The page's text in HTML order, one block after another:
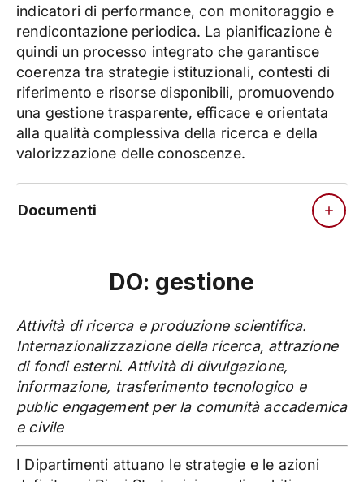
indicatori di performance, con monitoraggio e
rendicontazione periodica. La pianificazione è
quindi un processo integrato che garantisce
coerenza tra strategie istituzionali, contesti di
riferimento e risorse disponibili, promuovendo
una gestione trasparente, efficace e orientata
alla qualità complessiva della ricerca e della
valorizzazione delle conoscenze.
Documenti
DO: gestione
Attività di ricerca e produzione scientifica.
Internazionalizzazione della ricerca, attrazione
di fondi esterni. Attività di divulgazione,
informazione, trasferimento tecnologico e
public engagement per la comunità accademica
e civile
I Dipartimenti attuano le strategie e le azioni